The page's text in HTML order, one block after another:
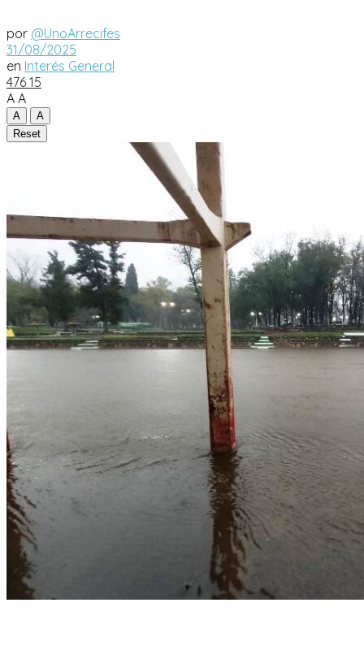
por @UnoArrecifes
31/08/2025
en Interés General
476 15
A A
A
A
Reset